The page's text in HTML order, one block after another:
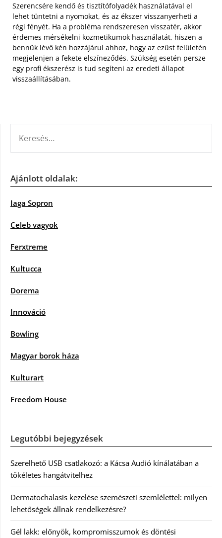
Szerencsére kendő és tisztítófolyadék használatával el
lehet tüntetni a nyomokat, és az ékszer visszanyerheti a
régi fényét. Ha a probléma rendszeresen visszatér, akkor
érdemes mérsékelni kozmetikumok használatát, hiszen a
bennük lévő kén hozzájárul ahhoz, hogy az ezüst felületén
megjelenjen a fekete elszíneződés. Szükség esetén persze
egy profi ékszerész is tud segíteni az eredeti állapot
visszaállításában.
Ajánlott oldalak:
Iaga Sopron
Celeb vagyok
Ferxtreme
Kultucca
Dorema
Innováció
Bowling
Magyar borok háza
Kulturart
Freedom House
Legutóbbi bejegyzések
Szerelhető USB csatlakozó: a Kácsa Audió kínálatában a
tökéletes hangátvitelhez
Dermatochalasis kezelése szemészeti szemlélettel: milyen
lehetőségek állnak rendelkezésre?
Gél lakk: előnyök, kompromisszumok és döntési